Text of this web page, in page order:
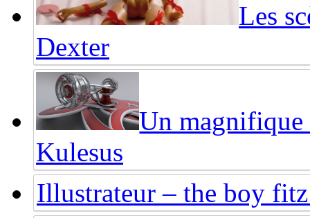
Les
Dexter
Un magnifique
Kulesus
Illustrateur – the boy